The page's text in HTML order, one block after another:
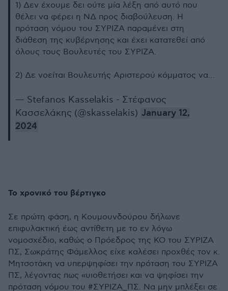
1) Δεν έχουμε δει ούτε μία λέξη από αυτό που
θέλει να φέρει η ΝΔ προς διαβούλευση. Η
πρόταση νόμου του ΣΥΡΙΖΑ παραμένει στη
διάθεση της κυβέρνησης και έχει κατατεθεί από
όλους τους Βουλευτές του ΣΥΡΙΖΑ.
2) Δε νοείται Βουλευτής Αριστερού κόμματος να…
— Stefanos Kasselakis - Στέφανος
Κασσελάκης (@skasselakis) January 12,
2024
Το χρονικό του βέρτιγκο
Σε πρώτη φάση, η Κουμουνδούρου δήλωνε
επιφυλακτική έως αντίθετη με το εν λόγω
νομοσχέδιο, καθώς ο Πρόεδρος της ΚΟ του ΣΥΡΙΖΑ
ΠΣ, Σωκράτης Φάμελλος είχε καλέσει προχθές τον κ.
Μητσοτάκη να υπερψηφίσει την πρόταση του ΣΥΡΙΖΑ
ΠΣ, λέγοντας πως «υιοθετήσει και να ψηφίσει την
πρόταση νόμου του #ΣΥΡΙΖΑ_ΠΣ. Να μην μπλέξει σε